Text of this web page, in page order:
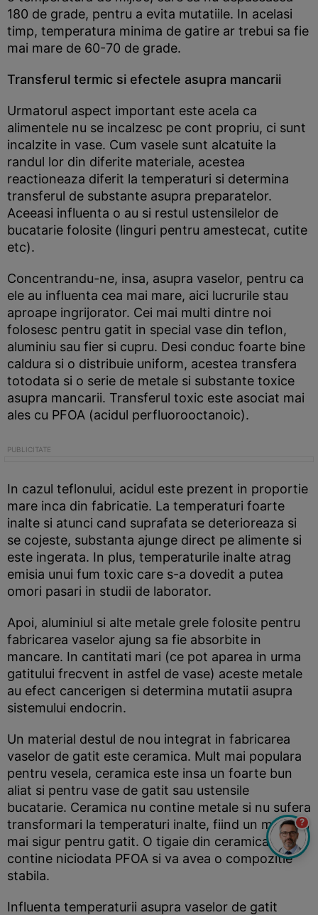
180 de grade, pentru a evita mutatiile. In acelasi
timp, temperatura minima de gatire ar trebui sa fie
mai mare de 60-70 de grade.
Transferul termic si efectele asupra mancarii
Urmatorul aspect important este acela ca
alimentele nu se incalzesc pe cont propriu, ci sunt
incalzite in vase. Cum vasele sunt alcatuite la
randul lor din diferite materiale, acestea
reactioneaza diferit la temperaturi si determina
transferul de substante asupra preparatelor.
Aceeasi influenta o au si restul ustensilelor de
bucatarie folosite (linguri pentru amestecat, cutite
etc).
Concentrandu-ne, insa, asupra vaselor, pentru ca
ele au influenta cea mai mare, aici lucrurile stau
aproape ingrijorator. Cei mai multi dintre noi
folosesc pentru gatit in special vase din teflon,
aluminiu sau fier si cupru. Desi conduc foarte bine
caldura si o distribuie uniform, acestea transfera
totodata si o serie de metale si substante toxice
asupra mancarii. Transferul toxic este asociat mai
ales cu PFOA (acidul perfluorooctanoic).
In cazul teflonului, acidul este prezent in proportie
mare inca din fabricatie. La temperaturi foarte
inalte si atunci cand suprafata se deterioreaza si
se cojeste, substanta ajunge direct pe alimente si
este ingerata. In plus, temperaturile inalte atrag
emisia unui fum toxic care s-a dovedit a putea
omori pasari in studii de laborator.
Apoi, aluminiul si alte metale grele folosite pentru
fabricarea vaselor ajung sa fie absorbite in
mancare. In cantitati mari (ce pot aparea in urma
gatitului frecvent in astfel de vase) aceste metale
au efect cancerigen si determina mutatii asupra
sistemului endocrin.
Un material destul de nou integrat in fabricarea
vaselor de gatit este ceramica. Mult mai populara
pentru vesela, ceramica este insa un foarte bun
aliat si pentru vase de gatit sau ustensile
bucatarie. Ceramica nu contine metale si nu sufera
transformari la temperaturi inalte, fiind un material
mai sigur pentru gatit. O tigaie din ceramica nu va
contine niciodata PFOA si va avea o compozitie
stabila.
Influenta temperaturii asupra vaselor de gatit
?